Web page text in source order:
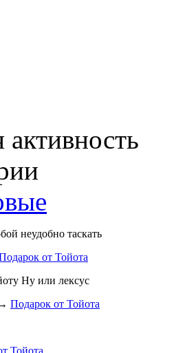
неудобно таскать
от Тойота
Ну или лексус
Подарок от Тойота
Тойота